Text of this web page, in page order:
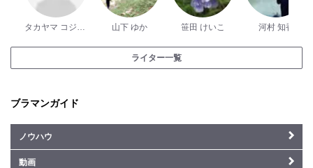
タカヤマ コジロー 山下 ゆか 笹田 けいこ 河村 知香
ライター一覧
ブラマンガイド
ノウハウ
動画